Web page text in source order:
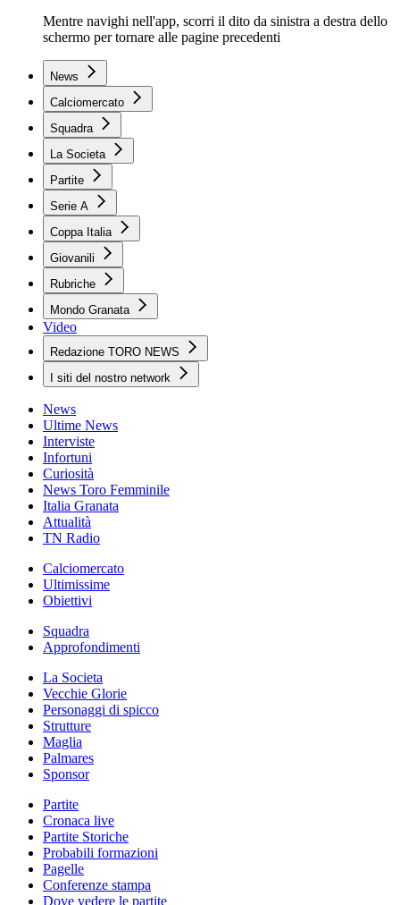
Mentre navighi nell'app, scorri il dito da sinistra a destra dello
schermo per tornare alle pagine precedenti
News
Calciomercato
Squadra
La Societa
Partite
Serie A
Coppa Italia
Giovanili
Rubriche
Mondo Granata
Video
Redazione TORO NEWS
I siti del nostro network
News
Ultime News
Interviste
Infortuni
Curiosità
News Toro Femminile
Italia Granata
Attualità
TN Radio
Calciomercato
Ultimissime
Obiettivi
Squadra
Approfondimenti
La Societa
Vecchie Glorie
Personaggi di spicco
Strutture
Maglia
Palmares
Sponsor
Partite
Cronaca live
Partite Storiche
Probabili formazioni
Pagelle
Conferenze stampa
Dove vedere le partite